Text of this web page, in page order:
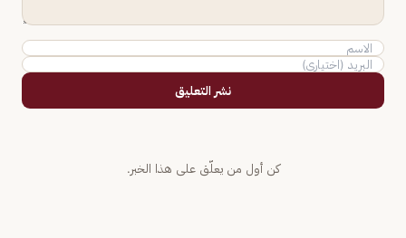
نشر التعليق
كن أول من يعلّق على هذا الخبر.